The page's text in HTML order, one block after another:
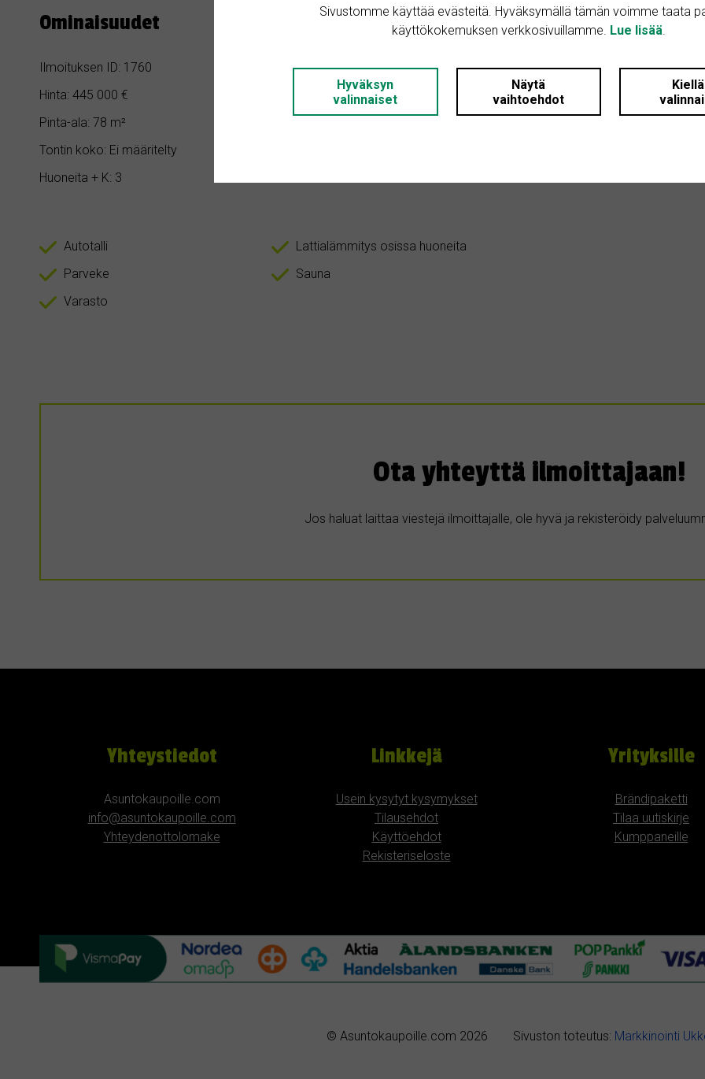
Ominaisuudet
Ilmoituksen ID: 1760
Makuuhuoneita: 2
Hinta: 445 000 €
Kylpyhuoneita: 2
Pinta-ala: 78 m²
Tontin koko: Ei määritelty
Huoneita + K: 3
Autotalli
Lattialämmitys osissa huoneita
Parveke
Sauna
Varasto
Ota yhteyttä ilmoittajaan!
Jos haluat laittaa viestejä ilmoittajalle, ole hyvä ja rekisteröidy
Yhteystiedot
Asuntokaupoille.com
info@asuntokaupoille.com
Yhteydenottolomake
Linkkejä
Usein kysytyt kysymykset
Tilausehdot
Käyttöehdot
Rekisteriseloste
Yrityksille
Brändipaketti
Tilaa uutiskirje
Kumppaneille
© Asuntokaupoille.com 2026 Sivuston toteutus: Markkinointi
Sivustomme käyttää evästeitä. Hyväksymällä tämän voimme taata
käyttökokemuksen verkkosivuillamme. Lue lisää.
Hyväksyn
valinnaiset
Näytä
vaihtoehdot